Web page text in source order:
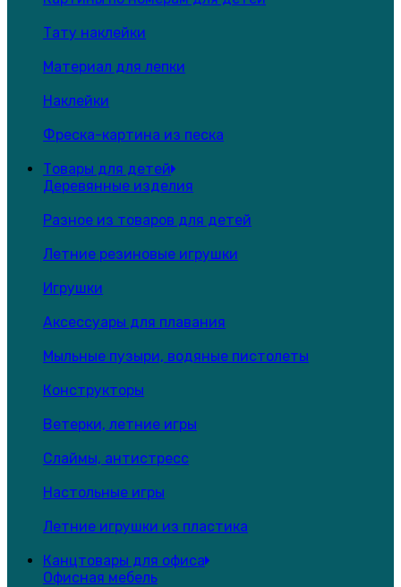
Тату наклейки
Материал для лепки
Наклейки
Фреска-картина из песка
Товары для детей
Деревянные изделия
Разное из товаров для детей
Летние резиновые игрушки
Игрушки
Аксессуары для плавания
Мыльные пузыри, водяные пистолеты
Конструкторы
Ветерки, летние игры
Слаймы, антистресс
Настольные игры
Летние игрушки из пластика
Канцтовары для офиса
Офисная мебель